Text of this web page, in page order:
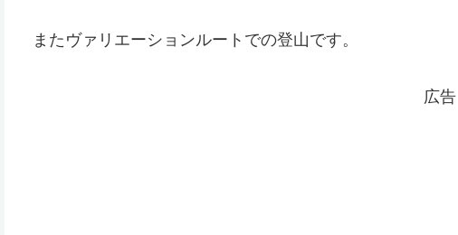
またヴァリエーションルートでの登山です。
広告